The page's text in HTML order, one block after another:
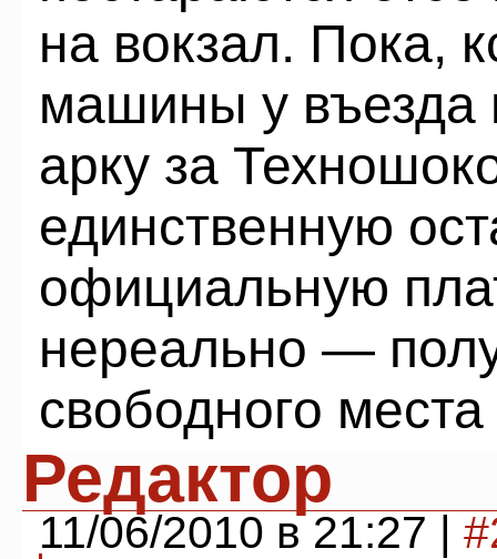
на вокзал. Пока,
машины у въезда
арку за
единственную
официальную
нереально —
свободного
Редактор
11/06/2010 в 21:27 |